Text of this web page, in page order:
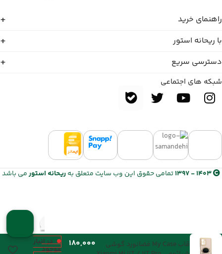
راهنمای خرید
با ریحانه استور
دسترسی سریع
شبکه های اجتماعی
1403 - 1397 تمامی حقوق این وب سایت متعلق بهریحانه استورمی باشد
قاب My Case فضانورد گوشی
در انبار
موجود